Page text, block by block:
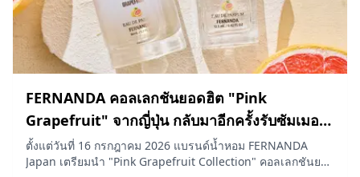
FERNANDA คอลเลกชันยอดฮิต "Pink
Grapefruit" จากญี่ปุ่น กลับมาอีกครั้งรับซัมเมอร์
2026 พร้อมส่วนผสมน้ำมันเปลือกคาโบสุจากโออิ
ตะ
ตั้งแต่วันที่ 16 กรกฎาคม 2026 แบรนด์น้ำหอม FERNANDA
Japan เตรียมนำ "Pink Grapefruit Collection" คอลเลกชันยอด